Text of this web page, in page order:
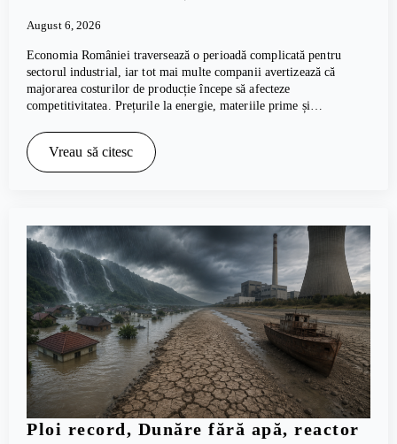
August 6, 2026
Economia României traversează o perioadă complicată pentru
sectorul industrial, iar tot mai multe companii avertizează că
majorarea costurilor de producție începe să afecteze
competitivitatea. Prețurile la energie, materiile prime și…
Vreau să citesc
Ploi record, Dunăre fără apă, reactor